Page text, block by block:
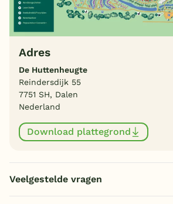
Adres
De Huttenheugte
Reindersdijk 55
7751 SH, Dalen
Nederland
Download plattegrond
Veelgestelde vragen